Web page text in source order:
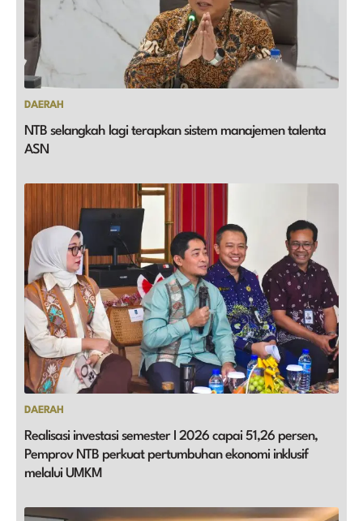
DAERAH
NTB selangkah lagi terapkan sistem manajemen talenta
ASN
DAERAH
Realisasi investasi semester I 2026 capai 51,26 persen,
Pemprov NTB perkuat pertumbuhan ekonomi inklusif
melalui UMKM